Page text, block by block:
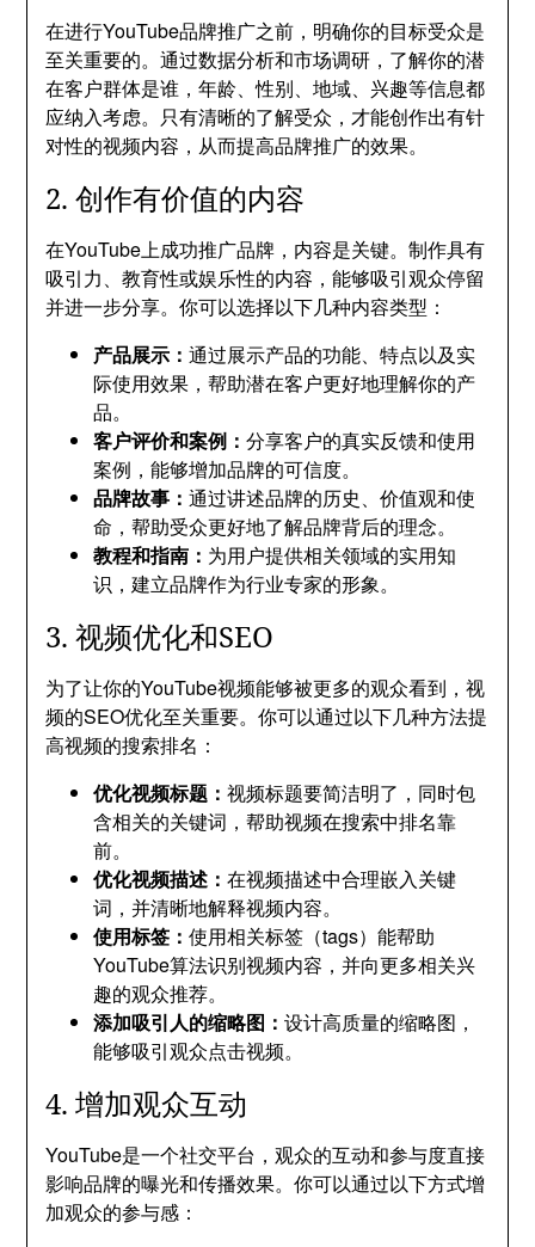
在进行YouTube品牌推广之前，明确你的目标受众是
至关重要的。通过数据分析和市场调研，了解你的潜
在客户群体是谁，年龄、性别、地域、兴趣等信息都
应纳入考虑。只有清晰的了解受众，才能创作出有针
对性的视频内容，从而提高品牌推广的效果。
2. 创作有价值的内容
在YouTube上成功推广品牌，内容是关键。制作具有
吸引力、教育性或娱乐性的内容，能够吸引观众停留
并进一步分享。你可以选择以下几种内容类型：
产品展示：通过展示产品的功能、特点以及实
际使用效果，帮助潜在客户更好地理解你的产
品。
客户评价和案例：分享客户的真实反馈和使用
案例，能够增加品牌的可信度。
品牌故事：通过讲述品牌的历史、价值观和使
命，帮助受众更好地了解品牌背后的理念。
教程和指南： 为用户提供相关领域的实用知
识，建立品牌作为行业专家的形象。
3. 视频优化和SEO
为了让你的YouTube视频能够被更多的观众看到，视
频的SEO优化至关重要。你可以通过以下几种方法提
高视频的搜索排名：
优化视频标题：视频标题要简洁明了，同时包
含相关的关键词，帮助视频在搜索中排名靠
前。
优化视频描述：在视频描述中合理嵌入关键
词，并清晰地解释视频内容。
使用标签：使用相关标签（tags）能帮助
YouTube算法识别视频内容，并向更多相关兴
趣的观众推荐。
添加吸引人的缩略图：设计高质量的缩略图，
能够吸引观众点击视频。
4. 增加观众互动
YouTube是一个社交平台，观众的互动和参与度直接
影响品牌的曝光和传播效果。你可以通过以下方式增
加观众的参与感：